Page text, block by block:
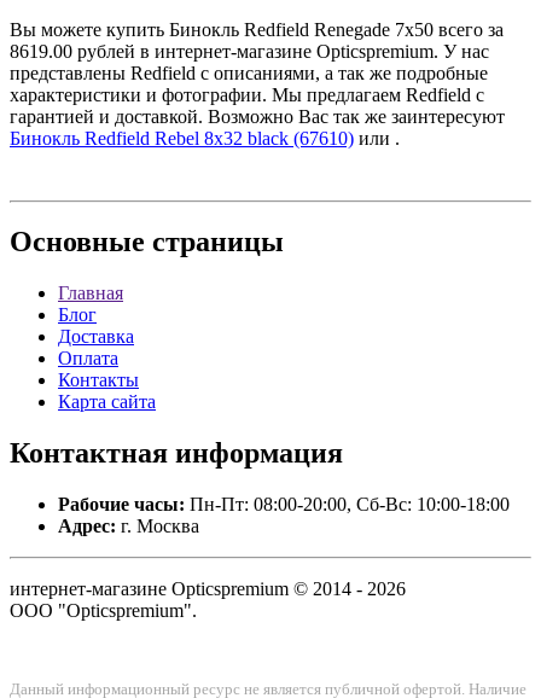
Вы можете купить Бинокль Redfield Renegade 7x50 всего за
8619.00 рублей в интернет-магазине Opticspremium. У нас
представлены Redfield с описаниями, а так же подробные
характеристики и фотографии. Мы предлагаем Redfield с
гарантией и доставкой. Возможно Вас так же заинтересуют
Бинокль Redfield Rebel 8x32 black (67610) или .
Основные страницы
Главная
Блог
Доставка
Оплата
Контакты
Карта сайта
Контактная информация
Рабочие часы: Пн-Пт: 08:00-20:00, Сб-Вс: 10:00-18:00
Адрес: г. Москва
интернет-магазине Opticspremium © 2014 - 2026
ООО "Opticspremium".
Данный информационный ресурс не является публичной офертой. Наличие